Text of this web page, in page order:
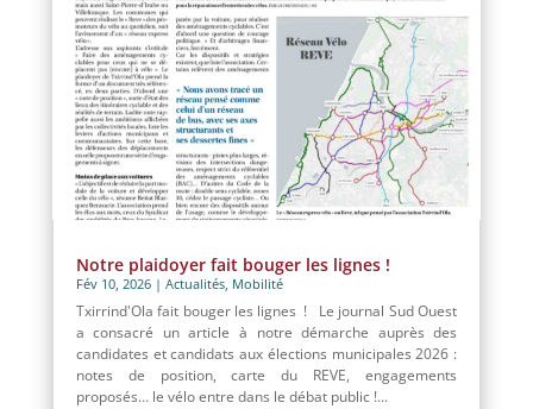
Notre plaidoyer fait bouger les lignes !
Fév 10, 2026| Actualités, Mobilité
Txirrind'Ola fait bouger les lignes ! Le journal Sud Ouest
a consacré un article à notre démarche auprès des
candidates et candidats aux élections municipales 2026 :
notes de position, carte du REVE, engagements
proposés… le vélo entre dans le débat public !...